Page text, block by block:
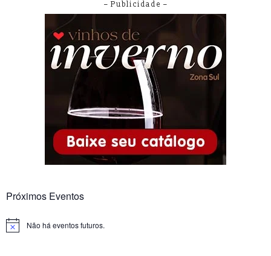
– Publicidade –
Próximos Eventos
Notice Não há eventos futuros.